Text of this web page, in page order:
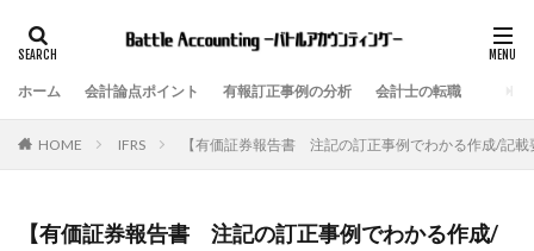
ホーム 会計論点ポイント 有報訂正事例の分析 会計士の転職
HOME IFRS 【有価証券報告書 注記の訂正事例でわかる作成/記
【有価証券報告書 注記の訂正事例でわかる作成/